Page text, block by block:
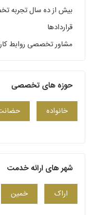
بیش از ده سال تجربه
قراردادها
مشاور تخصصی روابط
حوزه های تخصصی
خانواده
شهر های ارائه خدمت
اراک خمین